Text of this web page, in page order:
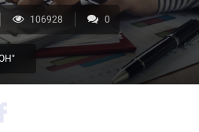
106928 0